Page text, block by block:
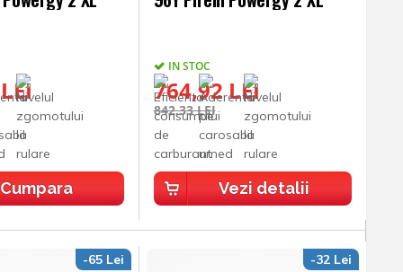
Cumpara
IN STOC
764,92 LEI
842,33 LEI
Vezi detalii
-65 Lei -32 Lei